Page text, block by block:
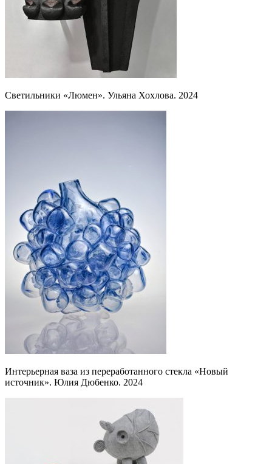
Светильники «Люмен». Ульяна Хохлова. 2024
Интерьерная ваза из переработанного стекла «Новый
источник». Юлия Дюбенко. 2024